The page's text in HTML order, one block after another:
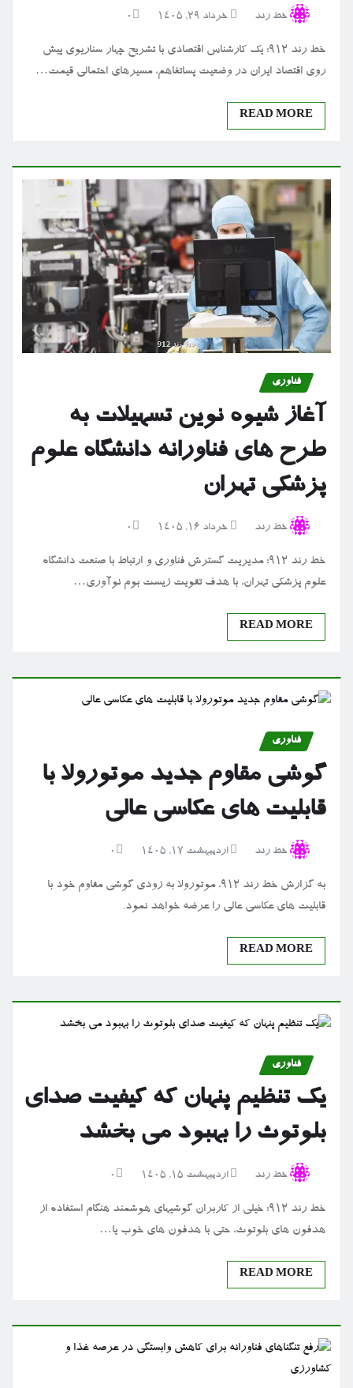
خط رند خرداد ۲۹, ۱۴۰۵ 0
خط رند 912: یک کارشناس اقتصادی با تشریح چهار سناریوی پیش
روی اقتصاد ایران در وضعیت پساتفاهم، مسیرهای احتمالی قیمت…
READ MORE
فناوری
آغاز شیوه نوین تسهیلات به
طرح های فناورانه دانشگاه علوم
پزشکی تهران
خط رند خرداد ۱۶, ۱۴۰۵ 0
خط رند 912: مدیریت گسترش فناوری و ارتباط با صنعت دانشگاه
علوم پزشکی تهران، با هدف تقویت زیست بوم نوآوری…
READ MORE
فناوری
گوشی مقاوم جدید موتورولا با
قابلیت های عکاسی عالی
خط رند اردیبهشت ۱۷, ۱۴۰۵ 0
به گزارش خط رند 912، موتورولا به زودی گوشی مقاوم خود با
قابلیت های عکاسی عالی را عرضه خواهد نمود.
READ MORE
فناوری
یک تنظیم پنهان که کیفیت صدای
بلوتوث را بهبود می بخشد
خط رند اردیبهشت ۱۵, ۱۴۰۵ 0
خط رند 912: خیلی از کاربران گوشیهای هوشمند هنگام استفاده از
هدفون های بلوتوث، حتی با هدفون های خوب یا…
READ MORE